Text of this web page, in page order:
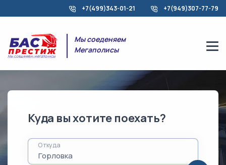
+7(499)343-01-21 +7(949)307-77-79
Мы соеденяем
Мегаполисы
Куда вы хотите поехать?
Откуда